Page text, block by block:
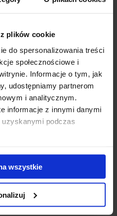
plików cookie
do spersonalizowania treści
społecznościowe i
Informacje o tym, jak
udostępniamy partnerom
i analitycznym.
informacje z innymi danymi
podczas
wszystkie
Thule Evo Flush Rail +
118 + kit 186013
samochodów z relingiem zint...
zł